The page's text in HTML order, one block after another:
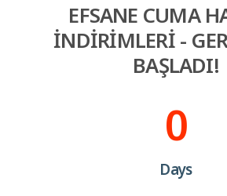
EFSANE CUMA
İNDİRİMLERİ -
BAŞLADI!
0
Days